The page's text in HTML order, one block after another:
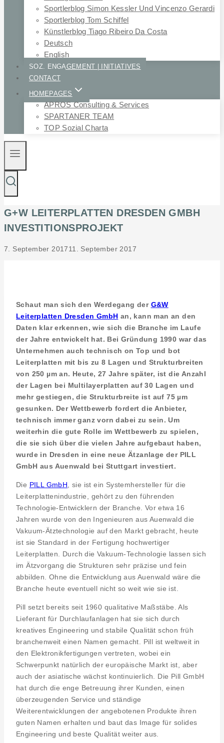
Sportlerblog Simon Kessler Und Vincenzo Gerardi
Sportlerblog Tom Schiffel
Künstlerblog Tiago Ribeiro Da Costa
Deutsch
English
SOZ. ENGAGEMENT | INITIATIVES
CONTACT
HOMEPAGES
APROS Consulting & Services
SPARTANER TEAM
TOP Sozial Charta
G+W LEITERPLATTEN DRESDEN GMBH
INVESTITIONSPROJEKT
7. September 201711. September 2017
Schaut man sich den Werdegang der G&W
Leiterplatten Dresden GmbH an, kann man an den
Daten klar erkennen, wie sich die Branche im Laufe
der Jahre entwickelt hat. Bei Gründung 1990 war das
Unternehmen auch technisch on Top und bot
Leiterplatten mit bis zu 8 Lagen und Strukturbreiten
von 250 µm an. Heute, 27 Jahre später, ist die Anzahl
der Lagen bei Multilayerplatten auf 30 Lagen und
mehr gestiegen, die Strukturbreite ist auf 75 µm
gesunken. Der Wettbewerb fordert die Anbieter,
technisch immer ganz vorn dabei zu sein. Um
weiterhin die gute Rolle im Wettbewerb zu spielen,
die sie sich über die vielen Jahre aufgebaut haben,
wurde in Dresden in eine neue Ätzanlage der PILL
GmbH aus Auenwald bei Stuttgart investiert.
Die PILL GmbH , sie ist ein Systemhersteller für die
Leiterplattenindustrie, gehört zu den führenden
Technologie-Entwicklern der Branche. Vor etwa 16
Jahren wurde von den Ingenieuren aus Auenwald die
Vakuum-Ätztechnologie auf den Markt gebracht, heute
ist sie Standard in der Fertigung hochwertiger
Leiterplatten. Durch die Vakuum-Technologie lassen sich
im Ätzvorgang die Strukturen sehr präzise und fein
abbilden. Ohne die Entwicklung aus Auenwald wäre die
Branche heute eventuell nicht so weit wie sie ist.
Pill setzt bereits seit 1960 qualitative Maßstäbe. Als
Lieferant für Durchlaufanlagen hat sie sich durch
kreatives Engineering und stabile Qualität schon früh
branchenweit einen Namen gemacht. Pill ist weltweit in
den Elektronikfertigungen vertreten, wobei ein
Schwerpunkt natürlich der europäische Markt ist, aber
auch der asiatische wächst kontinuierlich. Die Pill GmbH
hat durch die enge Betreuung ihrer Kunden, einen
überzeugenden Service und ständige
Weiterentwicklungen der angebotenen Produkte ihren
guten Namen erhalten und baut das Image für solides
Engineering und beste Qualität weiter aus.